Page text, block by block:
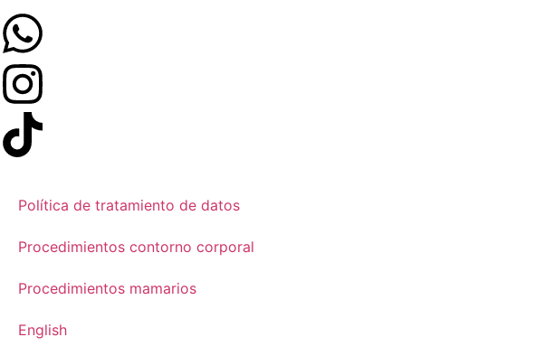
Política de tratamiento de datos
Procedimientos contorno corporal
Procedimientos mamarios
English